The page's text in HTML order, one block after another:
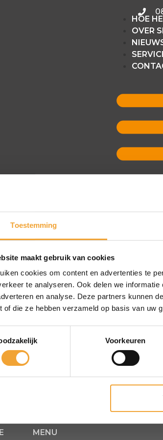
Toestemming
maakt gebruik van cookies
cookies om content en advertenties te
te analyseren. Ook delen we
en analyse. Deze partners kunnen
of die ze hebben verzameld op basis van uw
Voorkeuren
HOE
OVER
Hoe
Over
Nieuws
Service
Contact
2.1.16
MENU